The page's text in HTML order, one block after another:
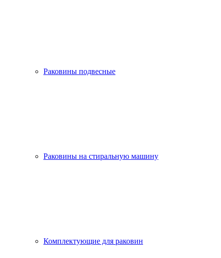
Раковины подвесные
Раковины на стиральную машину
Комплектующие для раковин